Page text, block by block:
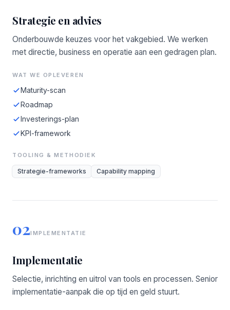
Strategie en advies
Onderbouwde keuzes voor het vakgebied. We werken
met directie, business en operatie aan een gedragen plan.
WAT WE OPLEVEREN
Maturity-scan
Roadmap
Investerings-plan
KPI-framework
TOOLING & METHODIEK
Strategie-frameworks Capability mapping
02IMPLEMENTATIE
Implementatie
Selectie, inrichting en uitrol van tools en processen. Senior
implementatie-aanpak die op tijd en geld stuurt.